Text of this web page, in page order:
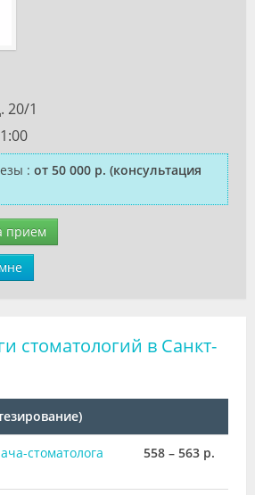
20/1
: от 50 000 р. (консультация
прием
стоматологий в Санкт-
стоматолога
558 – 563 р.